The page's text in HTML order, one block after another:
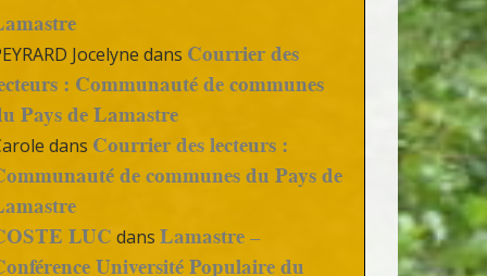
Jocelyne dans Courrier des
: Communauté de communes
Pays de Lamastre
dans Courrier des lecteurs :
de communes du Pays de
LUC dansLamastre –
Université Populaire du